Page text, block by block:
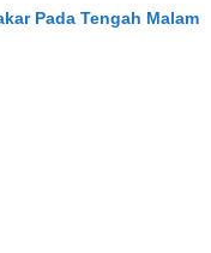
Pada Tengah Malam